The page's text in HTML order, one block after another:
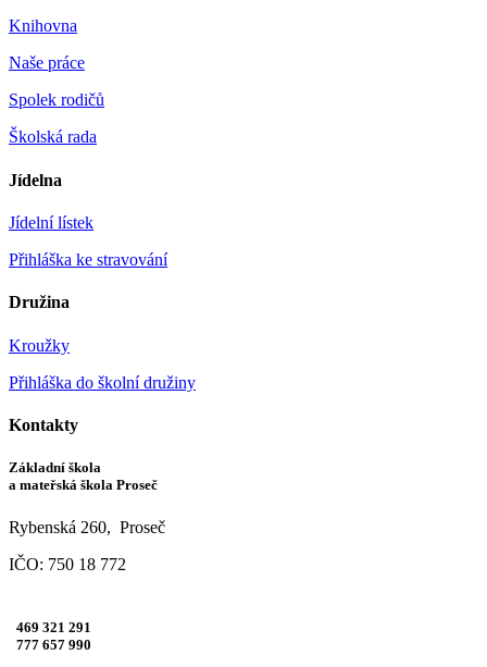
Knihovna
Naše práce
Spolek rodičů
Školská rada
Jídelna
Jídelní lístek
Přihláška ke stravování
Družina
Kroužky
Přihláška do školní družiny
Kontakty
Základní škola
a mateřská škola Proseč
Rybenská 260, Proseč
IČO: 750 18 772
469 321 291
777 657 990